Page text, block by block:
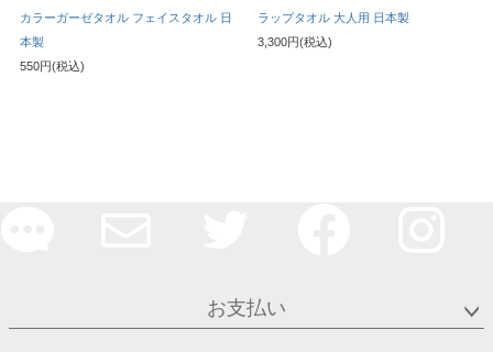
カラーガーゼタオル フェイスタオル 日
本製
550円(税込)
ラップタオル 大人用 日本製
3,300円(税込)
お支払い